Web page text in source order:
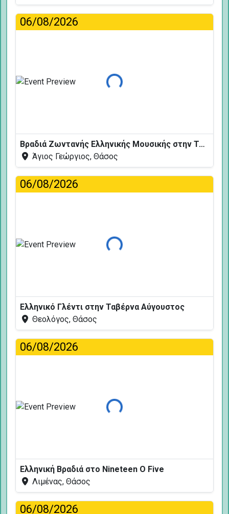
06/08/2026
Φόρτωση...
Βραδιά Ζωντανής Ελληνικής Μουσικής στην Ταβέρνα Κελάρι
Άγιος Γεώργιος, Θάσος
06/08/2026
Φόρτωση...
Ελληνικό Γλέντι στην Ταβέρνα Αύγουστος
Θεολόγος, Θάσος
06/08/2026
Φόρτωση...
Ελληνική Βραδιά στο Nineteen O Five
Λιμένας, Θάσος
06/08/2026